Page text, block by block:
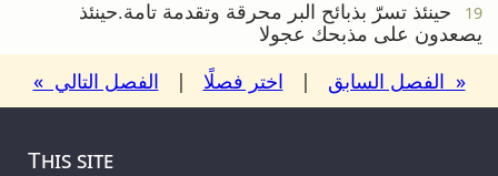
19
حينئذ تسرّ بذبائح البر محرقة وتقدمة تامة.حينئذ
يصعدون على مذبحك عجولا
« الفصل السابق | اختر فصلًا | الفصل التالي »
This site